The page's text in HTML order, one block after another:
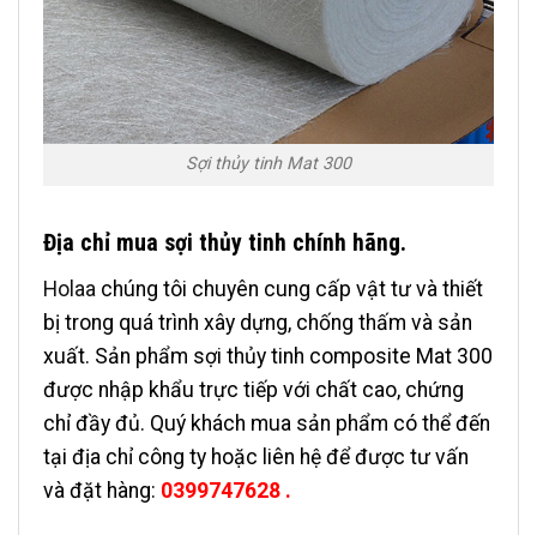
Sợi thủy tinh Mat 300
Địa chỉ mua sợi thủy tinh chính hãng.
Holaa chúng tôi chuyên cung cấp vật tư và thiết
bị trong quá trình xây dựng, chống thấm và sản
xuất. Sản phẩm sợi thủy tinh composite Mat 300
được nhập khẩu trực tiếp với chất cao, chứng
chỉ đầy đủ. Quý khách mua sản phẩm có thể đến
tại địa chỉ công ty hoặc liên hệ để được tư vấn
và đặt hàng: 0399747628 .